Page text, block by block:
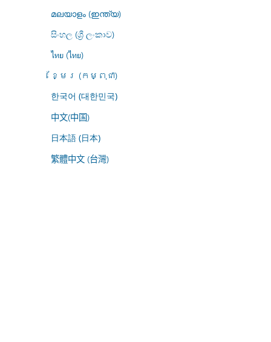
മലയാളം (ഇന്ത്യ)
සිංහල (ශ්‍රී ලංකාව)
ไทย (ไทย)
ខ្មែរ (កម្ពុជា)
한국어 (대한민국)
中文(中国)
日本語 (日本)
繁體中文 (台灣)